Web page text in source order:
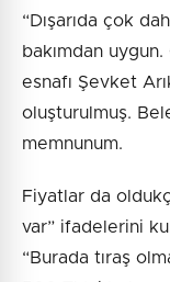
“Dışarıda çok
bakımdan
esnafı Şevket
oluşturulmuş.
memnunum.
Fiyatlar da
var” ifadelerini
“Burada tıraş